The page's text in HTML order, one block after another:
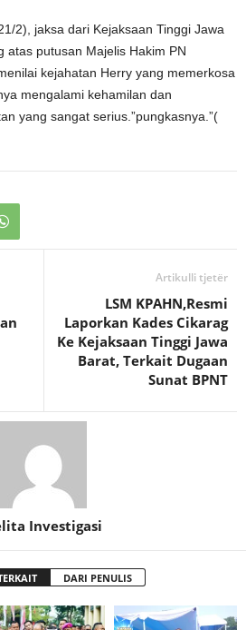
2), jaksa dari Kejaksaan Tinggi Jawa
atas putusan Majelis Hakim PN
kejahatan Herry yang memerkosa
mengalami kehamilan dan
yang sangat serius.”pungkasnya.”(
Artikulli tjetër
LSM KPAHN,Resmi
Laporkan Kades Cikarag
Ke Kejaksaan Tinggi Jawa
Barat, Terkait Dugaan
Sunat BPNT
Investigasi
DARI PENULIS